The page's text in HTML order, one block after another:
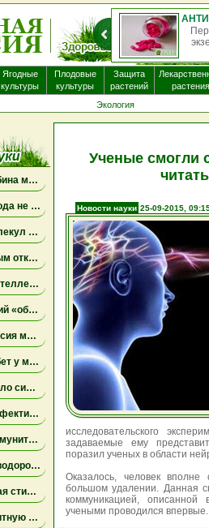
Ягодные
культуры
Плодовые
культуры
Защита
растений
растения
Экология
Однократный приём псилоцибина может менять работу мозга на несколько недель
Нормальный уровень кислорода не исключает опасную одышку
Учёные раскрыли загадку молекул пыльцы ржи, связанных с борьбой против опухолей
Старый препарат помог ученым открыть новый механизм работы почек
Созданная искусственным интеллектом универсальная вакцина против коронавирусов успешно прошла первое испытание на людях
Ученые создали биологический «обходной путь» в мозге, который может повысить устойчивость к стрессу
Устойчивая к лечению депрессия может поддаваться комбинациям уже известных препаратов
Ученые смогли обратить диабет у мышей с помощью выращенных в лаборатории инсулиновых клеток
Крупное исследование выявило сильную связь между депрессией и проблемным употреблением каннабиса
Разговорный ИИ оказался эффективнее групповой терапии при тревожности у студентов — результаты исследования
Каннабис может влиять на иммунитет сложнее, чем считалось ранее — новые данные исследований
Учёные научились получать водород из хлебных крошек — это может заменить ископаемое топливо
Учёные раскрыли, как глубокая стимуляция мозга влияет на болезнь Паркинсона
Учёные раскрыли новую защитную функцию дёсен: жёсткость тканей препятствует воспалению
Ученые смогли
Новости науки 25-09-2015,
исследовательского
задаваемые ему
поразил ученых в области
Оказалось, человек
большом удалении. Данная
коммуникацией, описанной
учеными проводился впервые.